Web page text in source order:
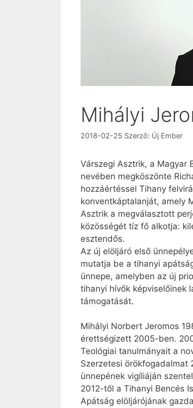
Mihályi
2018-02-25 Szerző: Új Ember
Várszegi Asztrik, a Magyar
nevében megköszönte
hozzáértéssel Tihany
konventkáptalanját, amely
Asztrik a megválasztott
közösségét tíz fő alkotja:
esztendős.
Az új elöljáró első
mutatja be a tihanyi
ünnepe, amelyben az új
tihanyi hívők képviselőinek
támogatását.
Mihályi Norbert Jeromos
érettségizett 2005-ben.
Teológiai tanulmányait a
Szerzetesi örökfogadalmat
ünnepének vigíliáján
2012-től a Tihanyi Bencés
Apátság elöljárójának